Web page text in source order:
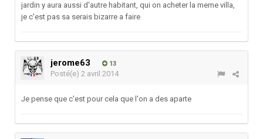
jardin y aura aussi d'autre habitant, qui on acheter la meme villa,
je c'est pas sa serais bizarre a faire
jerome63 13
Posté(e) 2 avril 2014
Je pense que c'est pour cela que l'on a des aparte